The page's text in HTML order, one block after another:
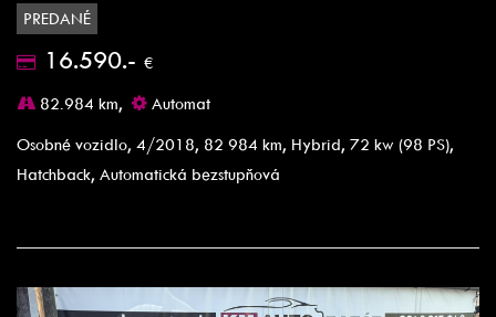
PREDANÉ
16.590.- €
82.984 km,
Automat
Osobné vozidlo, 4/2018, 82 984 km, Hybrid, 72 kw (98 PS),
Hatchback, Automatická bezstupňová